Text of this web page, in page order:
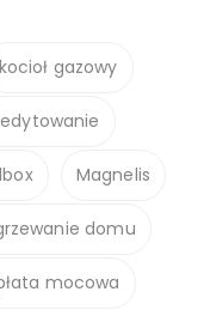
kocioł gazowy
Magnelis
domu
mocowa